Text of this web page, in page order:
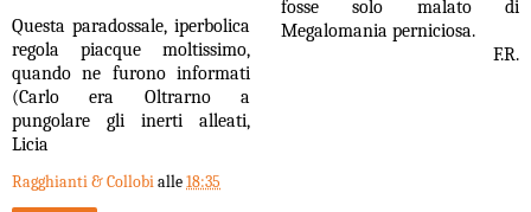
Questa paradossale, iperbolica
regola piacque moltissimo,
quando ne furono informati
(Carlo era Oltrarno a
pungolare gli inerti alleati,
Licia
fosse solo malato di
Megalomania perniciosa.
F.R.
Ragghianti & Collobialle18:35